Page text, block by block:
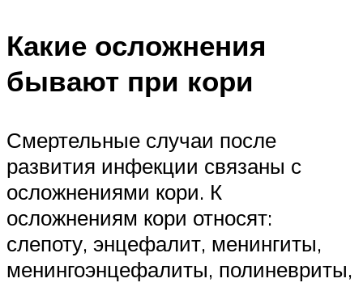
Какие осложнения
бывают при кори
Смертельные случаи после
развития инфекции связаны с
осложнениями кори. К
осложнениям кори относят:
слепоту, энцефалит, менингиты,
менингоэнцефалиты, полиневриты,